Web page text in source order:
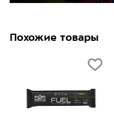
Похожие товары